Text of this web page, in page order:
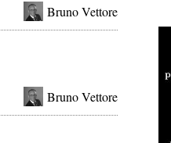
Bruno Vettore
Bruno Vettore